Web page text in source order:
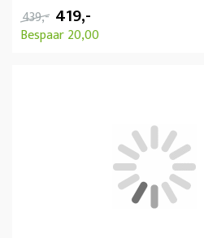
439,- 419,-
Bespaar 20,00